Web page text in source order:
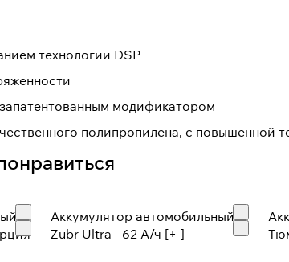
технологии DSP
модификатором
полипропилена, с повышенной
Аккумулятор автомобильный
Zubr Ultra - 62 А/ч [+-]